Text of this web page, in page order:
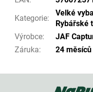
Kategorie:
Velké
Rybářské
Výrobce:
JAF
Záruka: 24